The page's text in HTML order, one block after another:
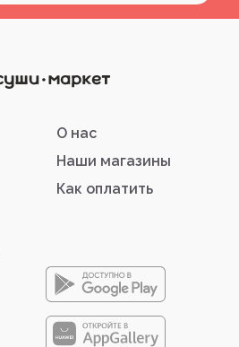
О нас
Наши магазины
Как оплатить